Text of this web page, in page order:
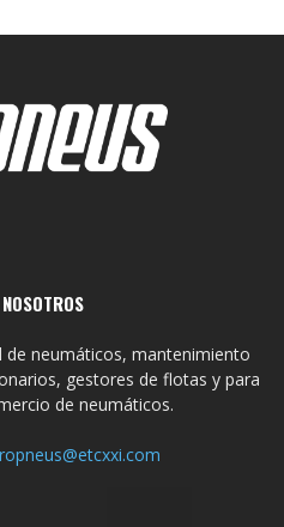
neumáticos, mantenimiento
gestores de flotas y para
de neumáticos.